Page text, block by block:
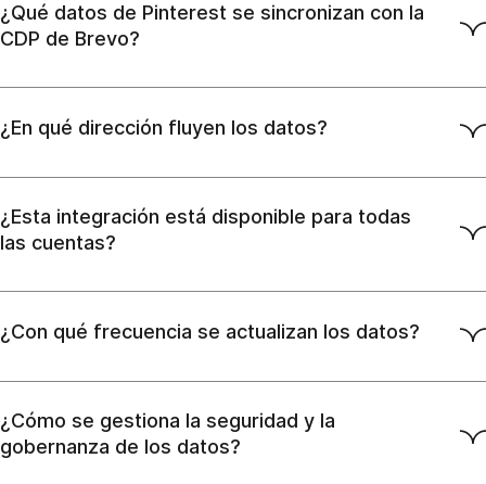
¿Qué datos de Pinterest se sincronizan con la
CDP de Brevo?
¿En qué dirección fluyen los datos?
¿Esta integración está disponible para todas
las cuentas?
¿Con qué frecuencia se actualizan los datos?
¿Cómo se gestiona la seguridad y la
gobernanza de los datos?